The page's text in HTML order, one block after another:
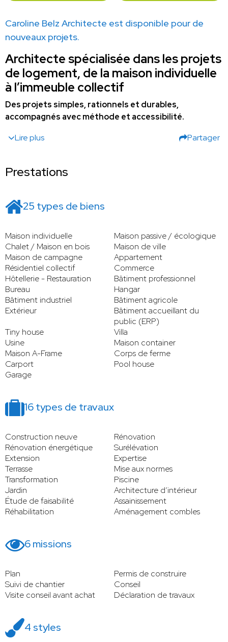
Caroline Belz Architecte est disponible pour de
nouveaux projets.
Architecte spécialisée dans les projets
de logement, de la maison individuelle
à l’immeuble collectif
Des projets simples, rationnels et durables,
accompagnés avec méthode et accessibilité.
Lire plus
Partager
Prestations
25 types de biens
Maison individuelle
Maison passive / écologique
Chalet / Maison en bois
Maison de ville
Maison de campagne
Appartement
Résidentiel collectif
Commerce
Hôtellerie - Restauration
Bâtiment professionnel
Bureau
Hangar
Bâtiment industriel
Bâtiment agricole
Extérieur
Bâtiment accueillant du
public (ERP)
Tiny house
Villa
Usine
Maison container
Maison A-Frame
Corps de ferme
Carport
Pool house
Garage
16 types de travaux
Construction neuve
Rénovation
Rénovation énergétique
Surélévation
Extension
Expertise
Terrasse
Mise aux normes
Transformation
Piscine
Jardin
Architecture d’intérieur
Étude de faisabilité
Assainissement
Réhabilitation
Aménagement combles
6 missions
Plan
Permis de construire
Suivi de chantier
Conseil
Visite conseil avant achat
Déclaration de travaux
4 styles